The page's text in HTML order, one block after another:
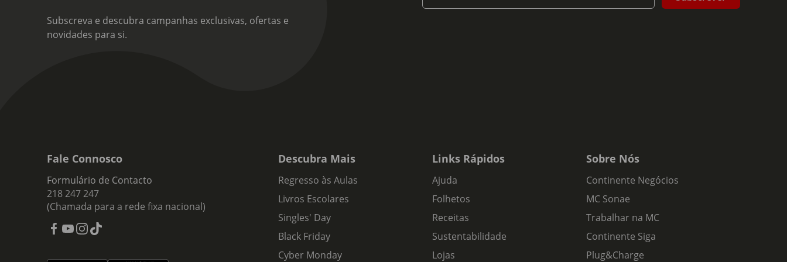
Subscreva e descubra campanhas exclusivas, ofertas e
novidades para si.
Fale Connosco
Formulário de Contacto
218 247 247
(Chamada para a rede fixa nacional)
Descubra Mais
Regresso às Aulas
Livros Escolares
Singles' Day
Black Friday
Cyber Monday
Links Rápidos
Ajuda
Folhetos
Receitas
Sustentabilidade
Lojas
Sobre Nós
Continente Negócios
MC Sonae
Trabalhar na MC
Continente Siga
Plug&Charge